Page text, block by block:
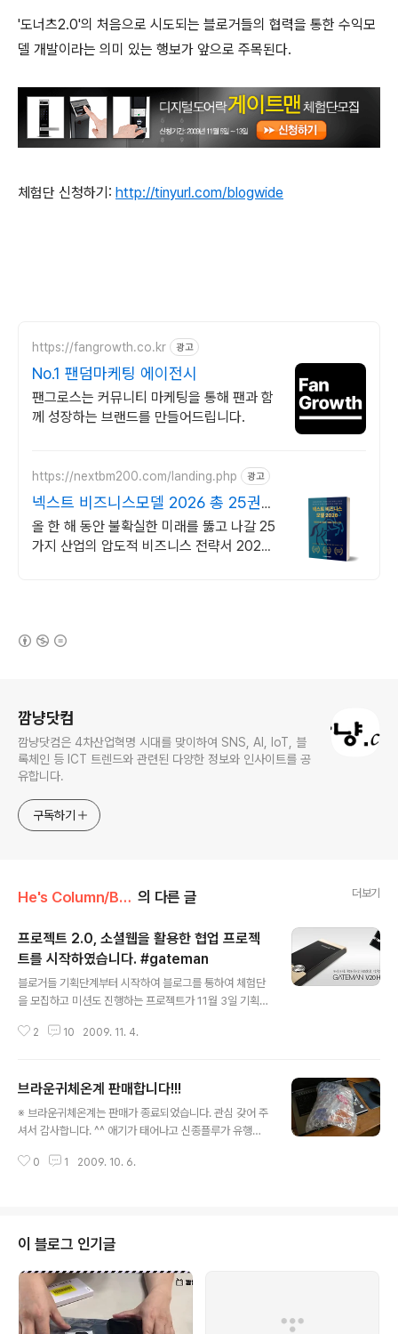
'도너츠2.0'의 처음으로 시도되는 블로거들의 협력을 통한 수익모
델 개발이라는 의미 있는 행보가 앞으로 주목된다.
체험단 신청하기: http://tinyurl.com/blogwide
https://fangrowth.co.kr 광고
No.1 팬덤마케팅 에이전시
팬그로스는 커뮤니티 마케팅을 통해 팬과 함
께 성장하는 브랜드를 만들어드립니다.
https://nextbm200.com/landing.php 광고
넥스트 비즈니스모델 2026 총 25권의
산업별 리포트
올 한 해 동안 불확실한 미래를 뚫고 나갈 25
가지 산업의 압도적 비즈니스 전략서 2026
깜냥닷컴
깜냥닷컴은 4차산업혁명 시대를 맞이하여 SNS, AI, IoT, 블
록체인 등 ICT 트렌드와 관련된 다양한 정보와 인사이트를 공
유합니다.
구독하기
He's Column/Business 의 다른 글 더보기
프로젝트 2.0, 소셜웹을 활용한 협업 프로젝
트를 시작하였습니다. #gateman
블로거들 기획단계부터 시작하여 블로그를 통하여 체험단
을 모집하고 미션도 진행하는 프로젝트가 11월 3일 기획
것이, 체험닷컴, 얼리어답터, 블로그와이드 블로거리뷰 등
것들을 블로거들이 모여 진행하고 트위터 등을 통하여 이
슈화 하는 형태의 소셜마케팅을 펼쳐보자는 것이다. 블로
거들이 모여 이런 일을 한다는 것에서 이슈화가 될 수 있을
젝트입니다. 참여하는 블로거로는... 마파람님: http://ww
2 10 2009. 11. 4.
브라운귀체온계 판매합니다!!!
※ 브라운귀체온계는 판매가 종료되었습니다. 관심 갖어 주
셔서 감사합니다. ^^ 애기가 태어나고 신종플루가 유행하
다. 저도 다현이가 태어나고 브라운귀체온계를 살려고 했
가... 휴... 근데, 주문하자마자 친척분이 브라운귀체온계를
선물로 주시더군요~ ^^ 너무 좋기는 했지만 주문해놓은게
맘에 걸려서 언능 취소신청을 했습니다. 하지만 이미 발송
을 했다고 하더군요... ^^ 어쩔 수 없이 지금은 브라운귀체
온계가 2개입니다. ㅎㅎㅎ 그래서 하나는 판매하고자 합니
다. '브라운귀체온계4520' 정품입니..
0 1 2009. 10. 6.
이 블로그 인기글